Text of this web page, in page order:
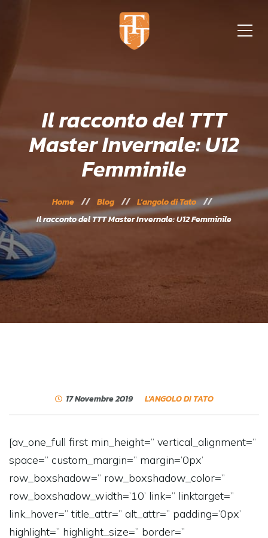
Il racconto del TTT
Master Invernale: U12
Femminile
Home Blog
L'angolo di Tato
Il racconto del TTT Master Invernale: U12 Femminile
17 Novembre 2019 L'ANGOLO DI TATO
[av_one_full first min_height=” vertical_alignment=”
space=” custom_margin=” margin=’0px’
row_boxshadow=” row_boxshadow_color=”
row_boxshadow_width=’10’ link=” linktarget=”
link_hover=” title_attr=” alt_attr=” padding=’0px’
highlight=” highlight_size=” border=”